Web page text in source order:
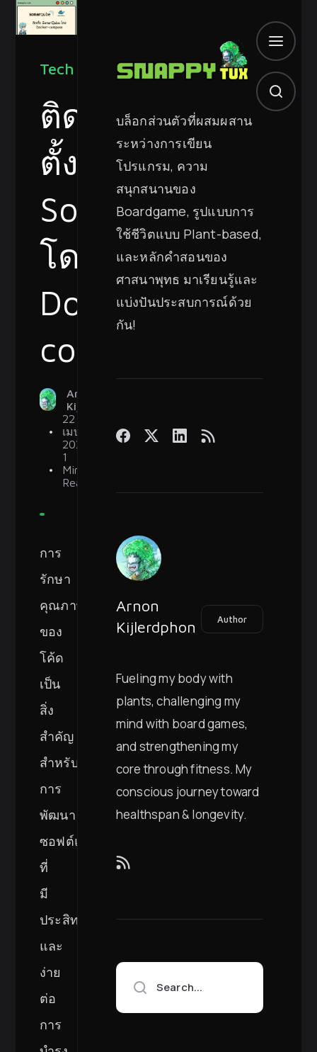
Tech
ติด
ตั้ง
SonarQube
โดย
Docker-
compose
Arnon
Kijlerdphon
22
เมษายน
2024
1
Min
Read
การ
รักษา
คุณภาพ
ของ
โค้ด
เป็น
สิ่ง
สำคัญ
สำหรับ
การ
พัฒนา
ซอฟต์แวร์
ที่
มี
ประสิทธิภาพ
และ
ง่าย
ต่อ
การ
บล็อกส่วนตัวที่ผสมผสาน
ระหว่างการเขียน
โปรแกรม, ความ
สนุกสนานของ
Boardgame, รูปแบบการ
ใช้ชีวิตแบบ Plant-based,
และหลักคำสอนของ
ศาสนาพุทธ มาเรียนรู้และ
แบ่งปันประสบการณ์ด้วย
กัน!
Arnon
Kijlerdphon
Author
Fueling my body with
plants, challenging my
mind with board games,
and strengthening my
core through fitness. My
conscious journey toward
healthspan & longevity.
Search...